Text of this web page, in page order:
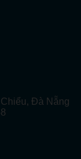
Đà Nẵng